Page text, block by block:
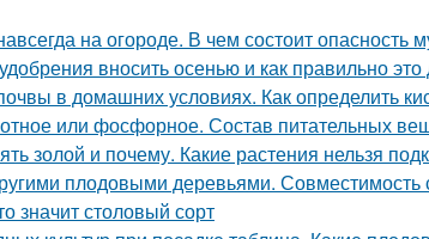
на огороде. В чем состоит опасность
вносить осенью и как правильно это
в домашних условиях. Как определить
или фосфорное. Состав питательных
золой и почему. Какие растения нельзя
плодовыми деревьями. Совместимость
значит столовый сорт